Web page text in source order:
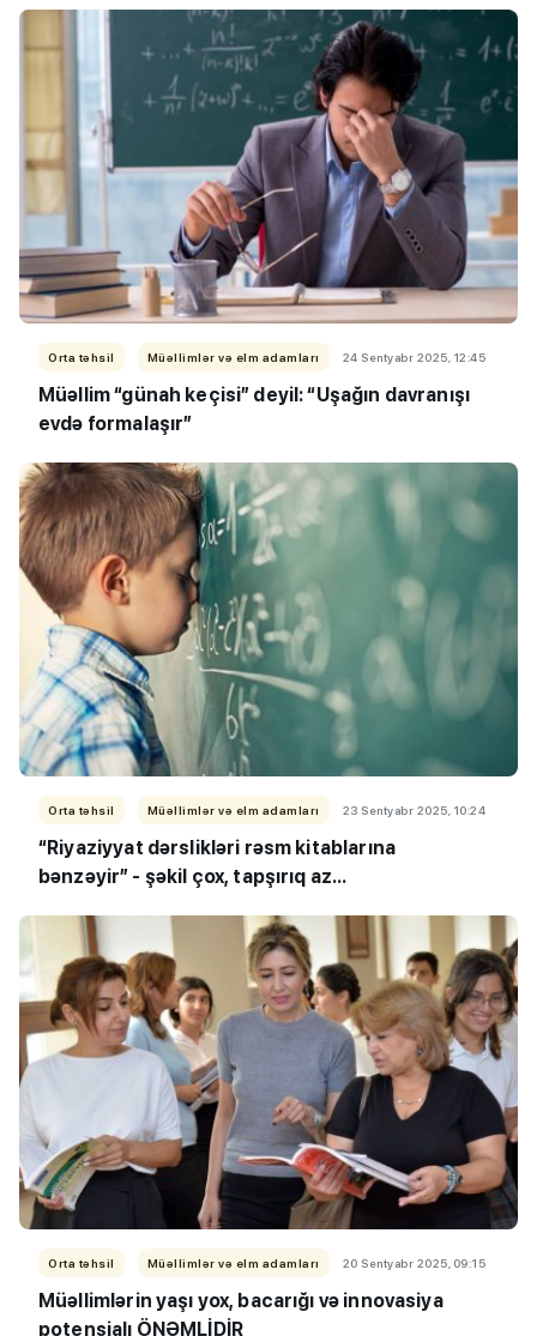
Orta təhsil Müəllimlər və elm adamları 24 Sentyabr 2025, 12:45
Müəllim “günah keçisi” deyil: “Uşağın davranışı
evdə formalaşır”
Orta təhsil Müəllimlər və elm adamları 23 Sentyabr 2025, 10:24
“Riyaziyyat dərslikləri rəsm kitablarına
bənzəyir” - şəkil çox, tapşırıq az...
Orta təhsil Müəllimlər və elm adamları 20 Sentyabr 2025, 09:15
Müəllimlərin yaşı yox, bacarığı və innovasiya
potensialı ÖNƏMLİDİR